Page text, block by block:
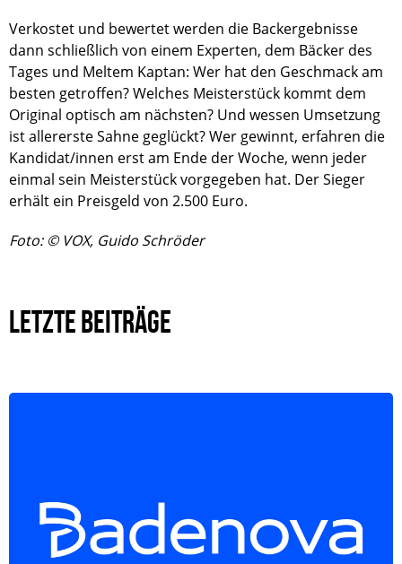
Verkostet und bewertet werden die Backergebnisse
dann schließlich von einem Experten, dem Bäcker des
Tages und Meltem Kaptan: Wer hat den Geschmack am
besten getroffen? Welches Meisterstück kommt dem
Original optisch am nächsten? Und wessen Umsetzung
ist allererste Sahne geglückt? Wer gewinnt, erfahren die
Kandidat/innen erst am Ende der Woche, wenn jeder
einmal sein Meisterstück vorgegeben hat. Der Sieger
erhält ein Preisgeld von 2.500 Euro.
Foto: © VOX, Guido Schröder
LETZTE BEITRÄGE